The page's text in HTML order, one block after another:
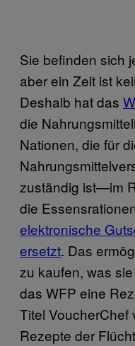
Sie befinden sich
aber ein Zelt ist
Deshalb hat das
die
Nationen, die für
zuständig ist—im
die
elektronische
ersetzt. Das
zu kaufen, was
das WFP eine
Titel VoucherChef
Rezepte der